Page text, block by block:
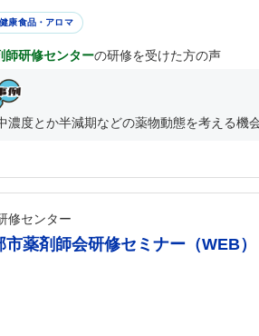
康食品・アロマ
師研修センターの研修を受けた方の声
濃度とか半減期などの薬物動態を考える機
修センター
薬剤師会研修セミナー（WEB）